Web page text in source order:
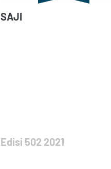
SAJI
Edisi 502 2021